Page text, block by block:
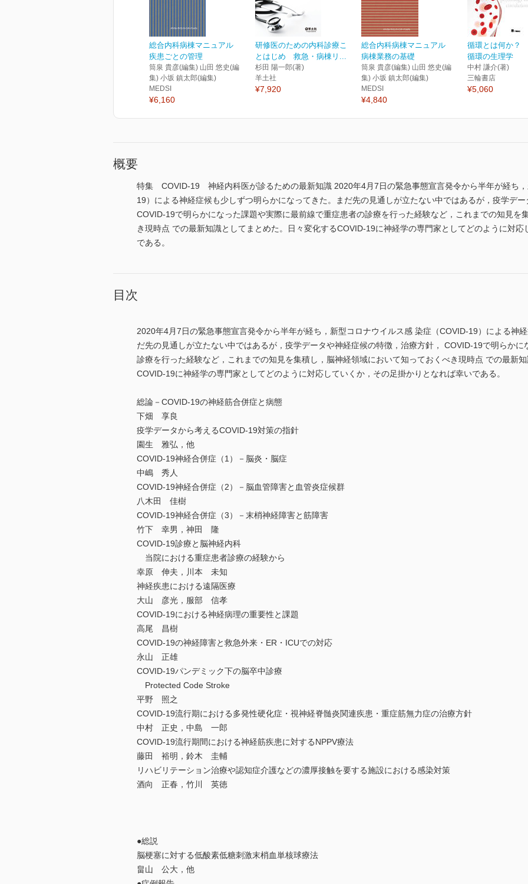
総合内科病棟マニュアル
疾患ごとの管理
筒泉 貴彦(編集) 山田 悠史(編
集) 小坂 鎮太郎(編集)
MEDSI
¥6,160
研修医のための内科診療こ
とはじめ 救急・病棟リ...
杉田 陽一郎(著)
羊土社
¥7,920
総合内科病棟マニュアル
病棟業務の基礎
筒泉 貴彦(編集) 山田 悠史(編
集) 小坂 鎮太郎(編集)
MEDSI
¥4,840
循環とは何か？
循環の生理学
中村 謙介(著)
三輪書店
¥5,060
概要
特集 COVID-19 神経内科医が診るための最新知識 2020年4月7日の緊急事態宣言発令から半年が経ち
19）による神経症候も少しずつ明らかになってきた。まだ先の見通しが立たない中ではあるが，疫学デー
COVID-19で明らかになった課題や実際に最前線で重症患者の診療を行った経験など，これまでの知見を
き現時点 での最新知識としてまとめた。日々変化するCOVID-19に神経学の専門家としてどのように対
である。
目次
2020年4月7日の緊急事態宣言発令から半年が経ち，新型コロナウイルス感 染症（COVID-19）による神
だ先の見通しが立たない中ではあるが，疫学データや神経症候の特徴，治療方針， COVID-19で明らか
診療を行った経験など，これまでの知見を集積し，脳神経領域において知っておくべき現時点 での最新
COVID-19に神経学の専門家としてどのように対応していくか，その足掛かりとなれば幸いである。
総論－COVID-19の神経筋合併症と病態
下畑 享良
疫学データから考えるCOVID-19対策の指針
園生 雅弘，他
COVID-19神経合併症（1）－脳炎・脳症
中嶋 秀人
COVID-19神経合併症（2）－脳血管障害と血管炎症候群
八木田 佳樹
COVID-19神経合併症（3）－末梢神経障害と筋障害
竹下 幸男，神田 隆
COVID-19診療と脳神経内科
当院における重症患者診療の経験から
幸原 伸夫，川本 未知
神経疾患における遠隔医療
大山 彦光，服部 信孝
COVID-19における神経病理の重要性と課題
高尾 昌樹
COVID-19の神経障害と救急外来・ER・ICUでの対応
永山 正雄
COVID-19パンデミック下の脳卒中診療
Protected Code Stroke
平野 照之
COVID-19流行期における多発性硬化症・視神経脊髄炎関連疾患・重症筋無力症の治療方針
中村 正史，中島 一郎
COVID-19流行期間における神経筋疾患に対するNPPV療法
藤田 裕明，鈴木 圭輔
リハビリテーション治療や認知症介護などの濃厚接触を要する施設における感染対策
酒向 正春，竹川 英徳
●総説
脳梗塞に対する低酸素低糖刺激末梢血単核球療法
畠山 公大，他